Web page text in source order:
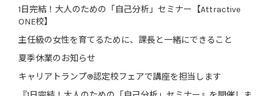
1日完結！大人のための「自己分析」セミナー【Attractive
ONE校】
主任級の女性を育てるために、課長と一緒にできること
夏季休業のお知らせ
キャリアトランプ®認定校フェアで講座を担当します